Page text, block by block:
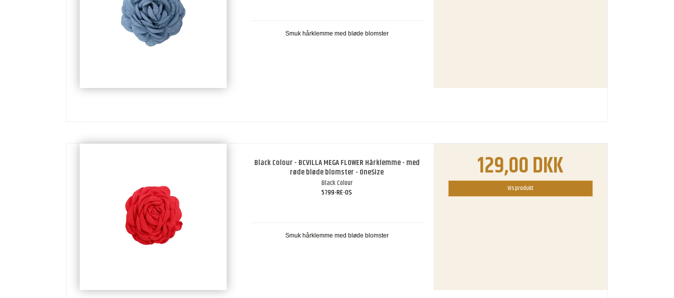
Smuk hårklemme med bløde blomster
Black Colour - BCVILLA MEGA FLOWER Hårklemme - med
røde bløde blomster - OneSize
Black Colour
5799-RE-OS
Smuk hårklemme med bløde blomster
129,00 DKK
Vis produkt